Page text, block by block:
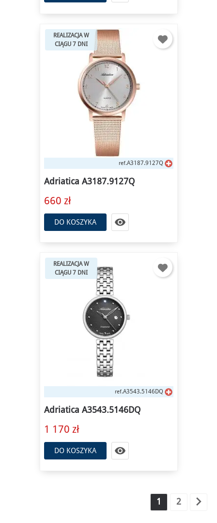
REALIZACJA W
CIĄGU 7 DNI
ref.A3187.9127Q
Adriatica A3187.9127Q
660 zł
DO KOSZYKA 
REALIZACJA W
CIĄGU 7 DNI
ref.A3543.5146DQ
Adriatica A3543.5146DQ
1 170 zł
DO KOSZYKA 
1 2 